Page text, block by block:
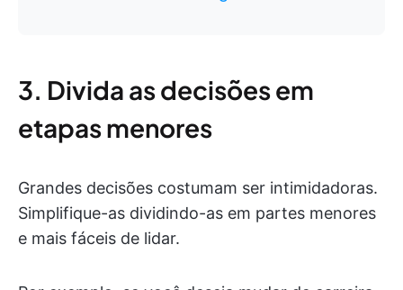
3. Divida as decisões em
etapas menores
Grandes decisões costumam ser intimidadoras.
Simplifique-as dividindo-as em partes menores
e mais fáceis de lidar.